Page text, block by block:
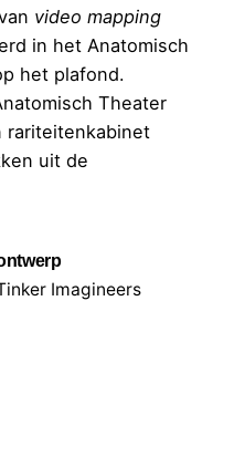
video mapping
in het Anatomisch
het plafond.
Theater
rariteitenkabinet
uit de
Imagineers